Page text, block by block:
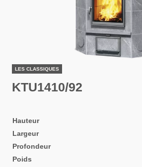
LES CLASSIQUES
KTU1410/92
Hauteur
Largeur
Profondeur
Poids